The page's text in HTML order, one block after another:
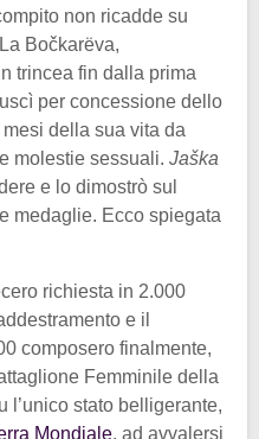
non ricadde su
Bočkarëva,
trincea fin dalla prima
per concessione dello
della sua vita da
molestie sessuali. Jaška
e lo dimostrò sul
medaglie. Ecco spiegata
richiesta in 2.000
e il
composero finalmente,
Femminile della
l’unico stato belligerante,
Mondiale, ad avvalersi